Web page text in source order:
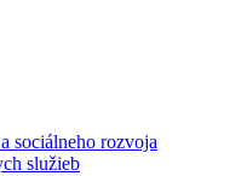
sociálneho rozvoja
služieb